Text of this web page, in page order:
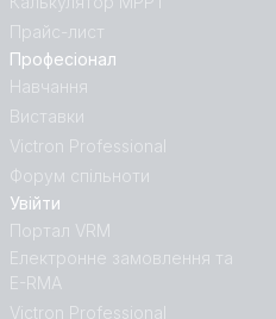
Прайс-лист
Професіонал
Навчання
Виставки
Victron Professional
Форум спільноти
Увійти
Портал VRM
Електронне замовлення та
E-RMA
Victron Professional